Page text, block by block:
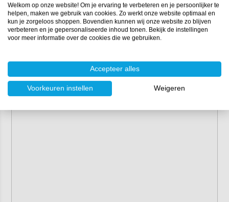
Welkom op onze website! Om je ervaring te verbeteren en je persoonlijker te
helpen, maken we gebruik van cookies. Zo werkt onze website optimaal en
kun je zorgeloos shoppen. Bovendien kunnen wij onze website zo blijven
verbeteren en je gepersonaliseerde inhoud tonen. Bekijk de instellingen
voor meer informatie over de cookies die we gebruiken.
Accepteer alles
Voorkeuren instellen Weigeren